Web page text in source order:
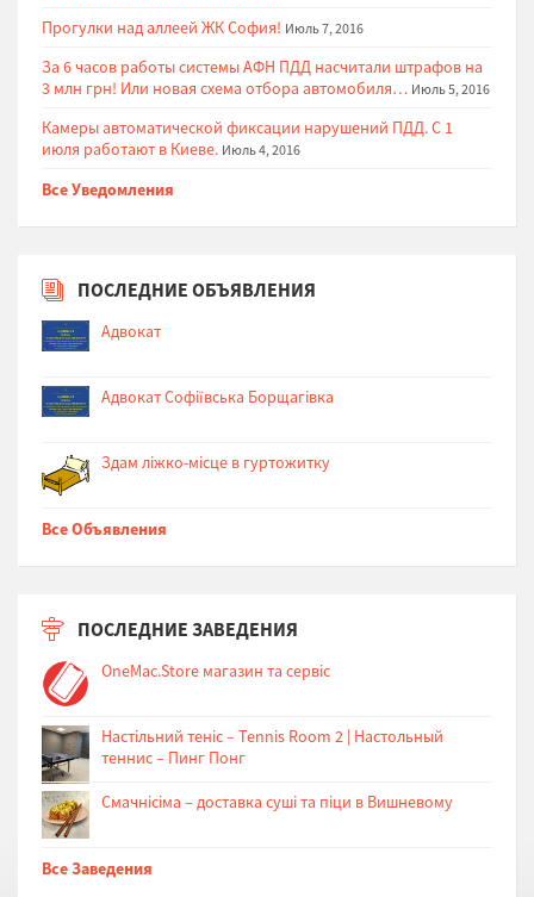
Прогулки над аллеей ЖК София! Июль 7, 2016
За 6 часов работы системы АФН ПДД насчитали штрафов на
3 млн грн! Или новая схема отбора автомобиля… Июль 5, 2016
Камеры автоматической фиксации нарушений ПДД. С 1
июля работают в Киеве. Июль 4, 2016
Все Уведомления
ПОСЛЕДНИЕ ОБЪЯВЛЕНИЯ
Адвокат
Адвокат Софіївська Борщагівка
Здам ліжко-місце в гуртожитку
Все Объявления
ПОСЛЕДНИЕ ЗАВЕДЕНИЯ
OneMac.Store магазин та сервіс
Настільний теніс – Tennis Room 2 | Настольный
теннис – Пинг Понг
Cмачнісіма – доставка суші та піци в Вишневому
Все Заведения